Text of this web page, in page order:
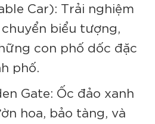
Car): Trải nghiệm
biểu tượng,
con phố dốc đặc
phố.
Gate: Ốc đảo xanh
hoa, bảo tàng, và